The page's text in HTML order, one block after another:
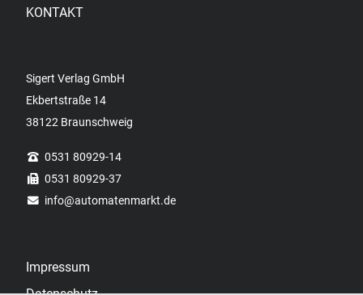
KONTAKT
Sigert Verlag GmbH
Ekbertstraße 14
38122 Braunschweig
0531 80929-14
0531 80929-37
info@automatenmarkt.de
Impressum